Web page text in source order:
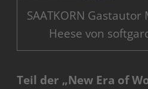
SAATKORN Gastautor
Heese von
Teil der „New Era of